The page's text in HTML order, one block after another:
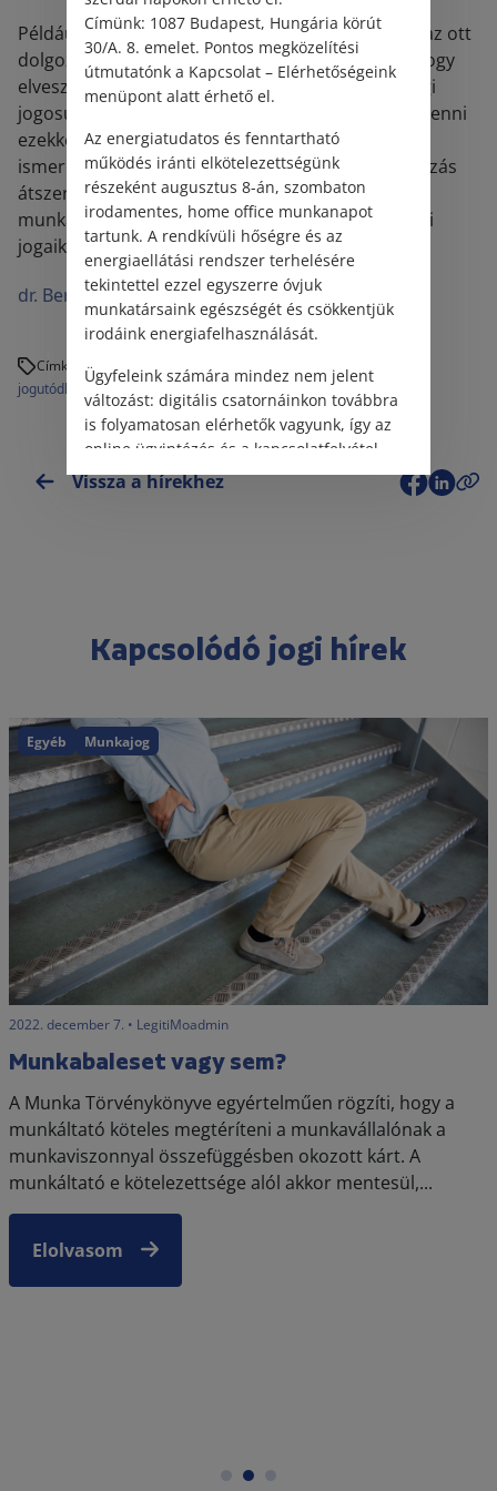
Például, ha egy üzletet másik vállalkozás vesz át, az ott
dolgozóknak általában nem kell attól tartaniuk, hogy
elveszítik a szolgálati idejüket vagy más munkajogi
jogosultságukat. Éppen ezért érdemes tisztában lenni
ezekkel a szabályokkal, hiszen a megfelelő jogi
ismeretek hozzájárulnak ahhoz, hogy egy vállalkozás
átszervezése vagy tulajdonosváltása során a
munkavállalók magabiztosan tudják érvényesíteni
jogaikat.
dr. Berta Bendegúz Áron
Címkék:
jogutódlás
munkáltató megváltozása
Vissza a hírekhez
Kapcsolódó jogi hírek
Egyéb Munkajog
2022. december 7. • LegitiMoadmin
Munkabaleset vagy sem?
A Munka Törvénykönyve egyértelműen rögzíti, hogy a
munkáltató köteles megtéríteni a munkavállalónak a
munkaviszonnyal összefüggésben okozott kárt. A
munkáltató e kötelezettsége alól akkor mentesül,...
Elolvasom
Címünk: 1087 Budapest, Hungária körút
30/A. 8. emelet. Pontos megközelítési
útmutatónk a Kapcsolat – Elérhetőségeink
menüpont alatt érhető el.
Az energiatudatos és fenntartható
működés iránti elkötelezettségünk
részeként augusztus 8-án, szombaton
irodamentes, home office munkanapot
tartunk. A rendkívüli hőségre és az
energiaellátási rendszer terhelésére
tekintettel ezzel egyszerre óvjuk
munkatársaink egészségét és csökkentjük
irodáink energiafelhasználását.
Ügyfeleink számára mindez nem jelent
változást: digitális csatornáinkon továbbra
is folyamatosan elérhetők vagyunk, így az
online ügyintézés és a kapcsolatfelvétel
változatlanul biztosított.